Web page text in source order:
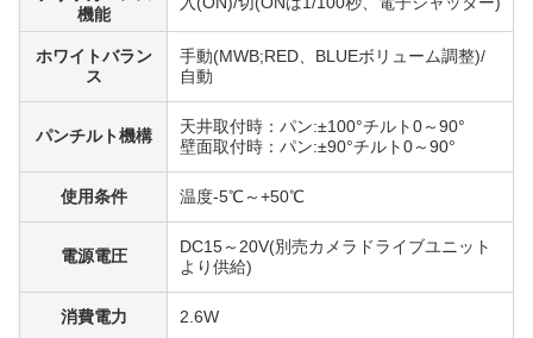
機能
ホワイトバラン
ス
手動(MWB;RED、BLUEボリューム調整)/
自動
パンチルト機構
天井取付時：パン:±100°チルト0～90°
壁面取付時：パン:±90°チルト0～90°
使用条件 温度-5℃～+50℃
電源電圧
DC15～20V(別売カメラドライブユニット
より供給)
消費電力 2.6W